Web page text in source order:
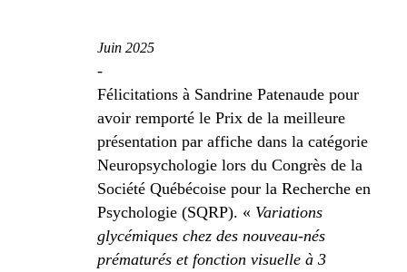
Juin 2025
-
Félicitations à Sandrine Patenaude pour
avoir remporté le Prix de la meilleure
présentation par affiche dans la catégorie
Neuropsychologie lors du Congrès de la
Société Québécoise pour la Recherche en
Psychologie (SQRP). « Variations
glycémiques chez des nouveau-nés
prématurés et fonction visuelle à 3